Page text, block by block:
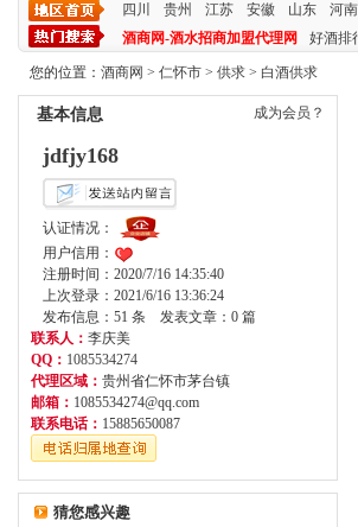
四川 贵州 江苏 安徽 山东 河南
酒商网-酒水招商加盟代理网
好酒排
您的位置： 酒商网 > 仁怀市 > 供求 > 白酒供求
成为会员？
基本信息
jdfjy168
认证情况：
用户信用：
注册时间：2020/7/16 14:35:40
上次登录：2021/6/16 13:36:24
发布信息：51 条 发表文章：0 篇
联系人： 李庆美
QQ： 1085534274
代理区域： 贵州省仁怀市茅台镇
邮箱： 1085534274@qq.com
联系电话： 15885650087
猜您感兴趣